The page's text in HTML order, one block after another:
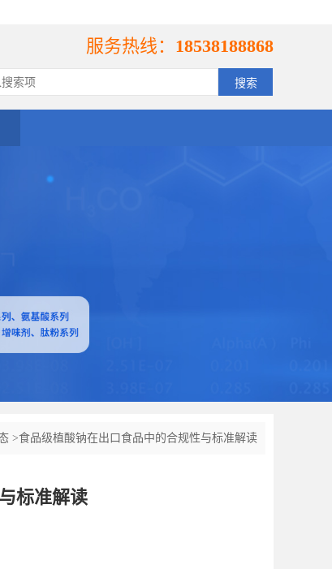
服务热线： 18538188868
>食品级植酸钠在出口食品中的合规性与标准解读
标准解读